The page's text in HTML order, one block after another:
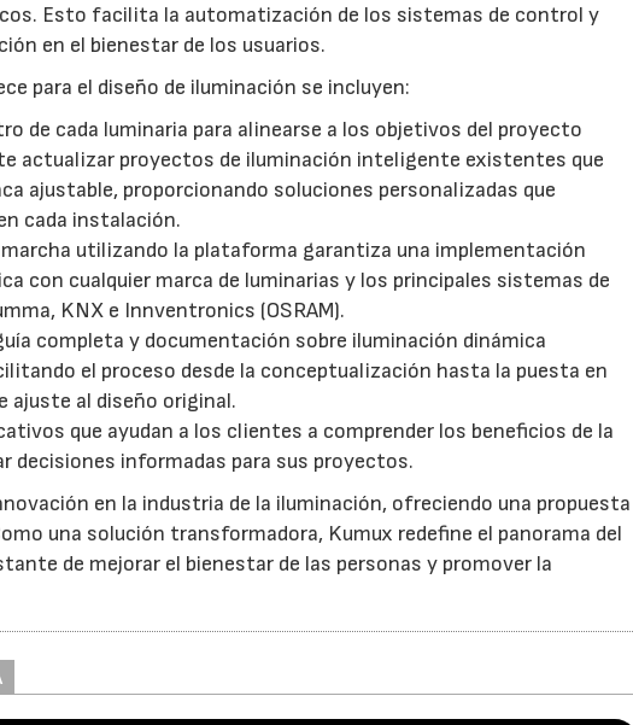
Esto facilita la automatización de los sistemas de control y
en el bienestar de los usuarios.
para el diseño de iluminación se incluyen:
de cada luminaria para alinearse a los objetivos del proyecto
actualizar proyectos de iluminación inteligente existentes que
ajustable, proporcionando soluciones personalizadas que
cada instalación.
utilizando la plataforma garantiza una implementación
con cualquier marca de luminarias y los principales sistemas de
KNX e Innventronics (OSRAM).
completa y documentación sobre iluminación dinámica
el proceso desde la conceptualización hasta la puesta en
ajuste al diseño original.
que ayudan a los clientes a comprender los beneficios de la
decisiones informadas para sus proyectos.
en la industria de la iluminación, ofreciendo una propuesta
una solución transformadora, Kumux redefine el panorama del
de mejorar el bienestar de las personas y promover la